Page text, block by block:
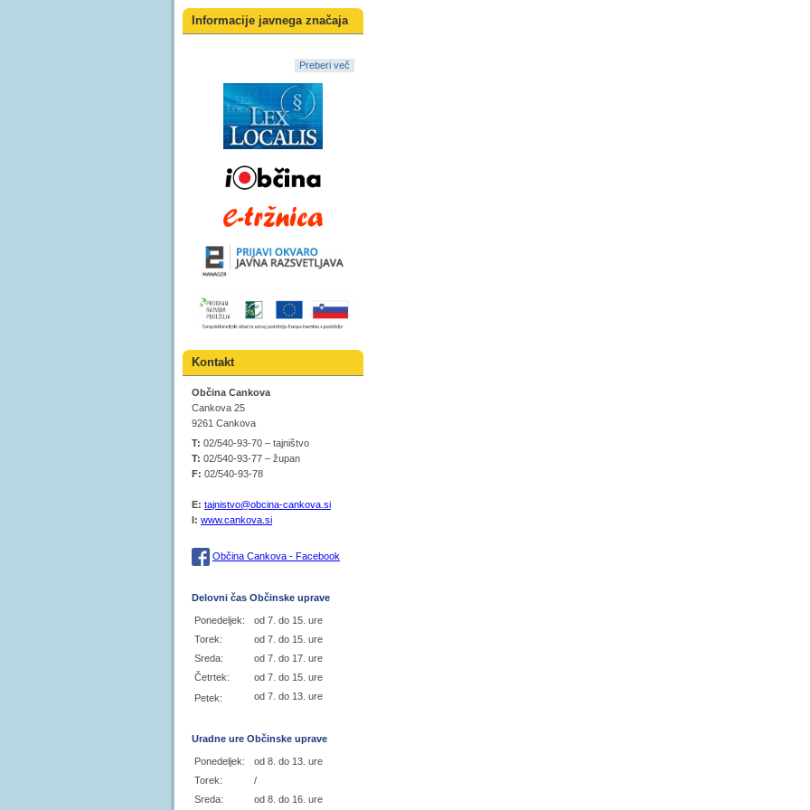
Informacije javnega značaja
Preberi več
Kontakt
Občina Cankova
Cankova 25
9261 Cankova
T: 02/540-93-70 – tajništvo
T: 02/540-93-77 – župan
F: 02/540-93-78
E: tajnistvo@obcina-cankova.si
I: www.cankova.si
Občina Cankova - Facebook
Delovni čas Občinske uprave
Ponedeljek:
od 7. do 15. ure
Torek:
od 7. do 15. ure
Sreda:
od 7. do 17. ure
Četrtek:
od 7. do 15. ure
Petek:
od 7. do 13. ure
Uradne ure Občinske uprave
Ponedeljek:
od 8. do 13. ure
Torek:
/
Sreda:
od 8. do 16. ure